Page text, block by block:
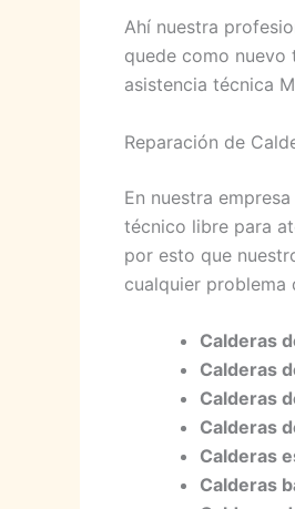
Ahí nuestra
quede como nuevo
asistencia técnica
Reparación de
En nuestra
técnico libre para
por esto que
cualquier problema
Calderas
Calderas
Calderas
Calderas
Calderas
Calderas